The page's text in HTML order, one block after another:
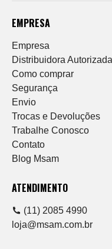
EMPRESA
Empresa
Distribuidora Autorizada
Como comprar
Segurança
Envio
Trocas e Devoluções
Trabalhe Conosco
Contato
Blog Msam
ATENDIMENTO
(11) 2085 4990
loja@msam.com.br